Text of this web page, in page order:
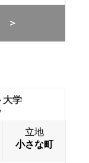
＞
大学
立地
小さな町